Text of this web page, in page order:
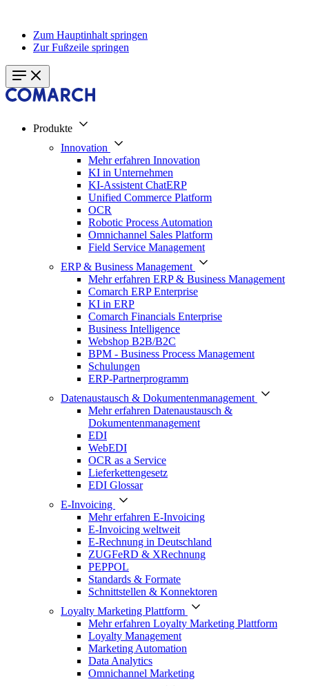
Zum Hauptinhalt springen
Zur Fußzeile springen
Produkte
Innovation
Mehr erfahren Innovation
KI in Unternehmen
KI-Assistent ChatERP
Unified Commerce Platform
OCR
Robotic Process Automation
Omnichannel Sales Platform
Field Service Management
ERP & Business Management
Mehr erfahren ERP & Business Management
Comarch ERP Enterprise
KI in ERP
Comarch Financials Enterprise
Business Intelligence
Webshop B2B/B2C
BPM - Business Process Management
Schulungen
ERP-Partnerprogramm
Datenaustausch & Dokumentenmanagement
Mehr erfahren Datenaustausch &
Dokumentenmanagement
EDI
WebEDI
OCR as a Service
Lieferkettengesetz
EDI Glossar
E-Invoicing
Mehr erfahren E-Invoicing
E-Invoicing weltweit
E-Rechnung in Deutschland
ZUGFeRD & XRechnung
PEPPOL
Standards & Formate
Schnittstellen & Konnektoren
Loyalty Marketing Plattform
Mehr erfahren Loyalty Marketing Plattform
Loyalty Management
Marketing Automation
Data Analytics
Omnichannel Marketing